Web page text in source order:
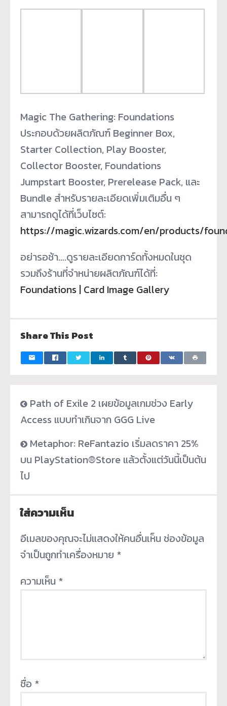
Magic The Gathering: Foundations
ประกอบด้วยผลิตภัณฑ์ Beginner Box,
Starter Collection, Play Booster,
Collector Booster, Foundations
Jumpstart Booster, Prerelease Pack, และ
Bundle สำหรับรายละเอียดเพิ่มเติมอื่น ๆ
สามารถดูได้ที่เว็บไซต์:
https://magic.wizards.com/en/products/
อย่ารอช้า….ดูรายละเอียดการ์ดทั้งหมดในชุด
รวมถึงร้านที่จำหน่ายผลิตภัณฑ์ได้ที่:
Foundations | Card Image Gallery
Share This Post
Path of Exile 2 เผยข้อมูลเกมช่วง Early
Access แบบทำเกินจาก GGG Live
Metaphor: ReFantazio เริ่มลดราคา 25%
บน PlayStation®Store แล้วตั้งแต่วันนี้เป็นต้น
ไป
ใส่ความเห็น
อีเมลของคุณจะไม่แสดงให้คนอื่นเห็น ช่องข้อมูล
จำเป็นถูกทำเครื่องหมาย *
ความเห็น *
ชื่อ *